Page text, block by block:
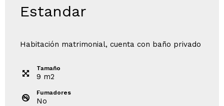
Estandar
Habitación matrimonial, cuenta con baño privado
Tamaño
9 m2
Fumadores
No